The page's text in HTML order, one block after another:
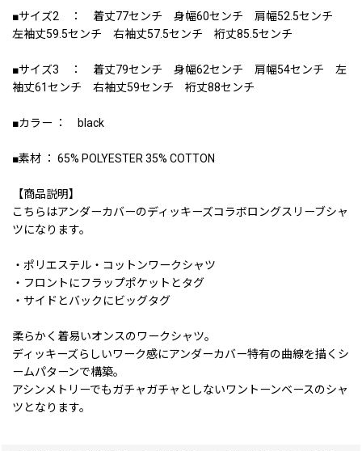
■サイズ2 ： 着丈77センチ 身幅60センチ 肩幅52.5センチ
左袖丈59.5センチ 右袖丈57.5センチ 裄丈85.5センチ
■サイズ3 ： 着丈79センチ 身幅62センチ 肩幅54センチ 左
袖丈61センチ 右袖丈59センチ 裄丈88センチ
■カラー ： black
■素材 ： 65% POLYESTER 35% COTTON
【商品説明】
こちらはアンダーカバーのディッキーズコラボロングスリーブシャ
ツになります。
・ポリエステル・コットンワークシャツ
・フロントにフラップポケットとタグ
・サイドとバックにビッグタグ
柔らかく着易いオンスのワークシャツ。
ディッキーズらしいワーク感にアンダーカバー特有の曲線を描くシ
ームパターンで構築。
アシンメトリーでもガチャガチャとしないワントーンベースのシャ
ツとなります。